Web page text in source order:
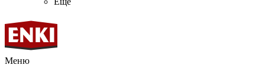
Меню